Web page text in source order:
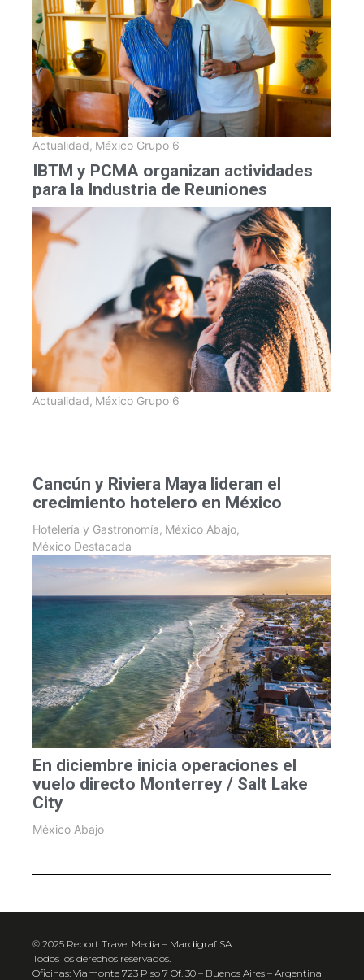
Actualidad, México Grupo 6
IBTM y PCMA organizan actividades
para la Industria de Reuniones
Actualidad, México Grupo 6
Cancún y Riviera Maya lideran el
crecimiento hotelero en México
Hotelería y Gastronomía, México Abajo,
México Destacada
En diciembre inicia operaciones el
vuelo directo Monterrey / Salt Lake
City
México Abajo
© 2025 Report Travel Media – Mardigraf SA
Todos los derechos reservados.
Oficinas: Viamonte 723 Piso 7 Of. 30 – Buenos Aires – Argentina